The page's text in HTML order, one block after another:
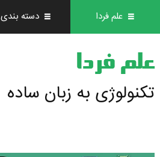
علم فردا دسته بندی
علم فردا
تکنولوژی به زبان ساده